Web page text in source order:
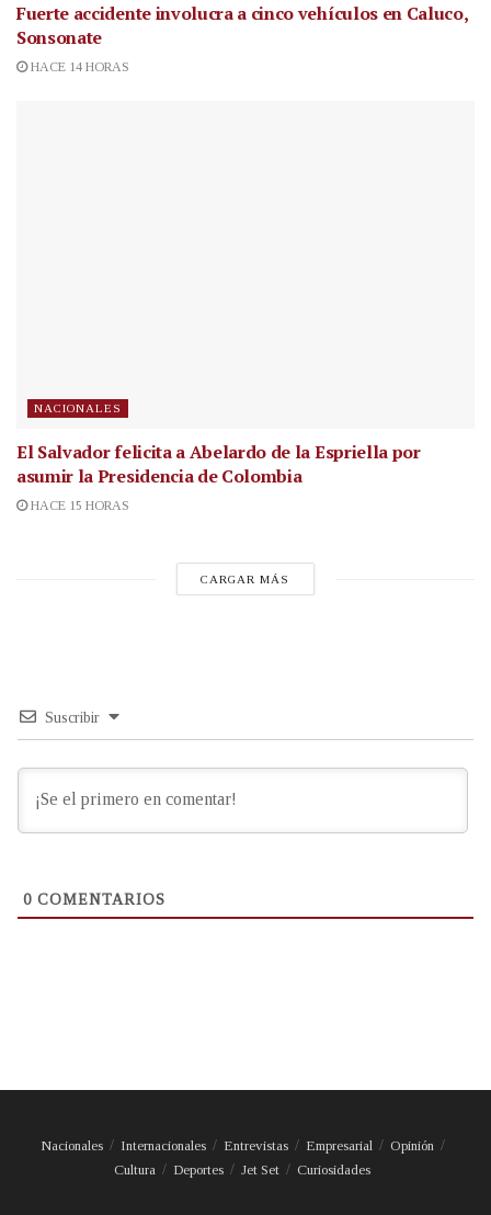
Fuerte accidente involucra a cinco vehículos en Caluco,
Sonsonate
HACE 14 HORAS
NACIONALES
El Salvador felicita a Abelardo de la Espriella por
asumir la Presidencia de Colombia
HACE 15 HORAS
CARGAR MÁS
Suscribir
0 COMENTARIOS
Nacionales Internacionales Entrevistas Empresarial
Opinión
Cultura
Deportes Jet Set Curiosidades